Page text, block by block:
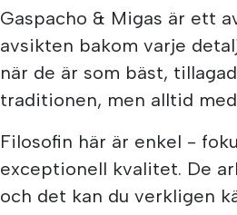
Gaspacho & Migas är ett
avsikten bakom varje
när de är som bäst,
traditionen, men alltid
Filosofin här är enkel -
exceptionell kvalitet. De
och det kan du verkligen